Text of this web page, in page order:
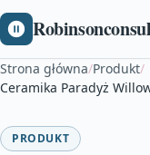
Strona główna/Produkt/
Ceramika Paradyż
PRODUKT